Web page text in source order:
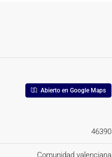
previstas legalmente.
comprador precisase
que legalmente
consumidor
(3% del precio final de venta
Abierto en Google Maps
46390
Comunidad valenciana